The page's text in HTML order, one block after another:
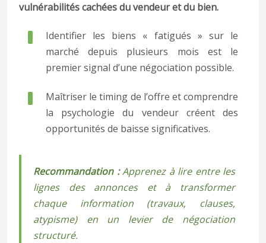
vulnérabilités cachées du vendeur et du bien.
Identifier les biens « fatigués » sur le
marché depuis plusieurs mois est le
premier signal d’une négociation possible.
Maîtriser le timing de l’offre et comprendre
la psychologie du vendeur créent des
opportunités de baisse significatives.
Recommandation :Apprenez à lire entre les
lignes des annonces et à transformer
chaque information (travaux, clauses,
atypisme) en un levier de négociation
structuré.